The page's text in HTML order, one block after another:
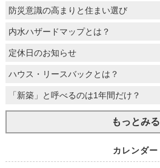
防災意識の高まりと住まい選び
内水ハザードマップとは？
定休日のお知らせ
ハウス・リースバックとは？
「新築」と呼べるのは1年間だけ？
もっとみる
カレンダー